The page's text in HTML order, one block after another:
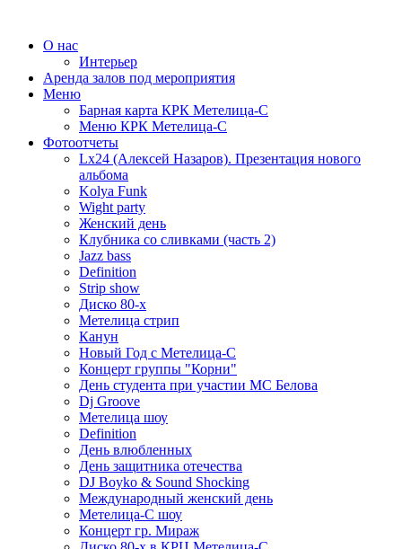
О нас
Интерьер
Аренда залов под мероприятия
Меню
Барная карта КРК Метелица-С
Меню КРК Метелица-С
Фотоотчеты
Lx24 (Алексей Назаров). Презентация нового
альбома
Kolya Funk
Wight party
Женский день
Клубника со сливками (часть 2)
Jazz bass
Definition
Strip show
Диско 80-х
Метелица стрип
Канун
Новый Год с Метелица-С
Концерт группы "Корни"
День студента при участии МС Белова
Dj Groove
Метелица шоу
Definition
День влюбленных
День защитника отечества
DJ Boyko & Sound Shocking
Международный женский день
Метелица-С шоу
Концерт гр. Мираж